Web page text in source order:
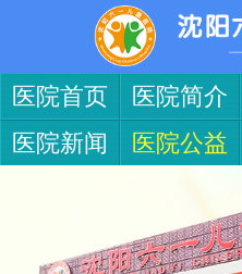
医院首页 医院简介
医院新闻
医院公益